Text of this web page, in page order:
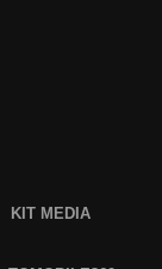
KIT MEDIA